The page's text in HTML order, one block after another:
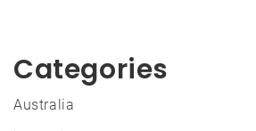
Categories
Australia